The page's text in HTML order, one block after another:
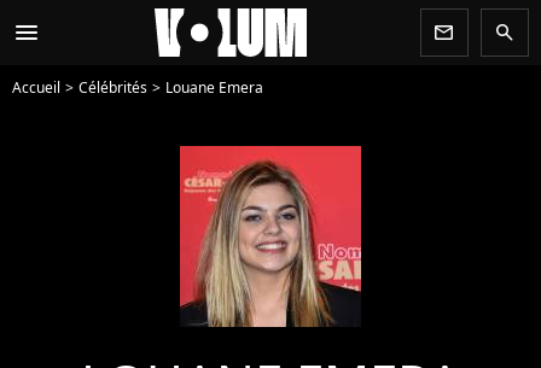
menu newsletter search
Accueil Célébrités Louane Emera